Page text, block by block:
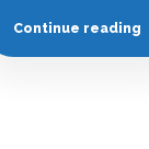
Continue reading